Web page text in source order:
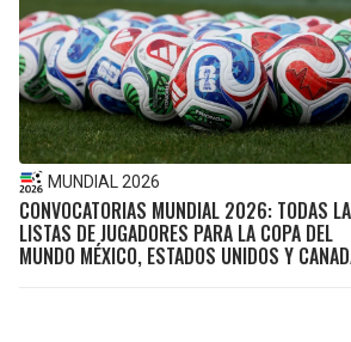
MUNDIAL 2026
CONVOCATORIAS MUNDIAL 2026: TODAS
LISTAS DE JUGADORES PARA LA COPA DEL
MUNDO MÉXICO, ESTADOS UNIDOS Y